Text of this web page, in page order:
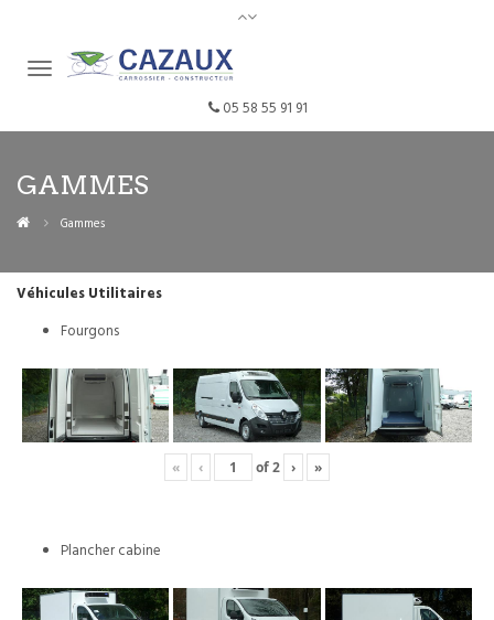
05 58 55 91 91
GAMMES
Gammes
Véhicules Utilitaires
Fourgons
« ‹ of2 › »
Plancher cabine